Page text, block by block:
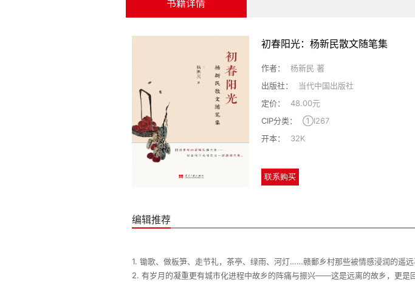
书籍详情
初春阳光：杨新民散文随笔集
作者： 杨新民 著
出版社：
当代中国出版社
定价：
48.00元
CIP分类：
①I267
开本：
32K
联系购买
编辑推荐
1. 锄歌、做板笋、走节礼，茶亭、绿雨、河灯……赣鄱乡村那些被情感浸润的遥远
2. 有岁月的凝重更有城市化进程中故乡的阵痛与振兴——这是远离的故乡，更是